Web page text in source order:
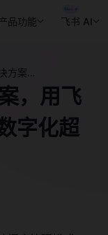
产品功能 飞书 AI
，用飞
字化超